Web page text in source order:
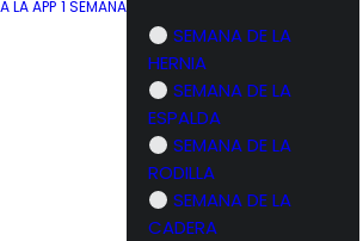
LA APP 1 SEMANA
SEMANA DE LA
HERNIA
SEMANA DE LA
ESPALDA
SEMANA DE LA
RODILLA
SEMANA DE LA
CADERA